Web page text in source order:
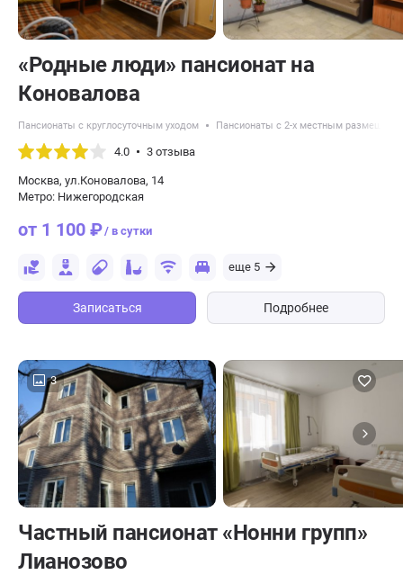
«Родные люди» пансионат на
Коновалова
Пансионаты с круглосуточным уходом Пансионаты с 2-х местным
4.0 3 отзыва
Москва, ул.Коновалова, 14
Метро: Нижегородская
от 1 100 ₽/ в сутки
еще 5
Записаться Подробнее
3
Частный пансионат «Нонни групп»
Лианозово